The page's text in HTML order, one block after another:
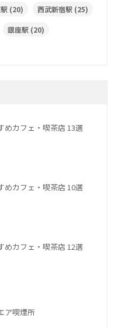
(20) 西武新宿駅 (25)
銀座駅 (20)
めカフェ・喫茶店 13選
めカフェ・喫茶店 10選
めカフェ・喫茶店 12選
ア喫煙所